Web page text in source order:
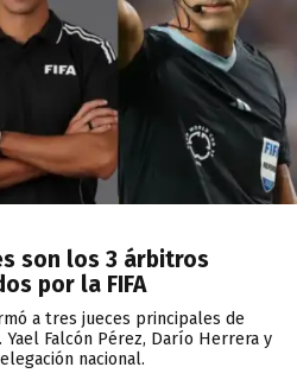
son los 3 árbitros
por la FIFA
a tres jueces principales de
Falcón Pérez, Darío Herrera y
nacional.